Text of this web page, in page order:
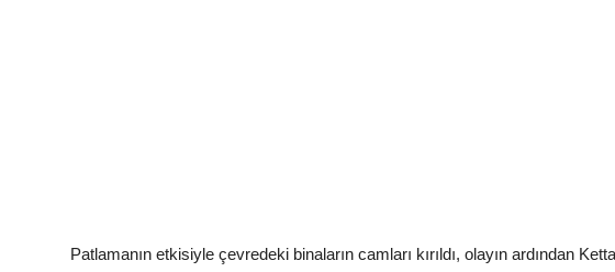
Patlamanın etkisiyle çevredeki binaların camları kırıldı, olayın ardından